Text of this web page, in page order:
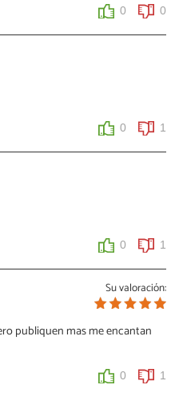
0 0
0 1
0 1
Su valoración:
publiquen mas me encantan
0 1